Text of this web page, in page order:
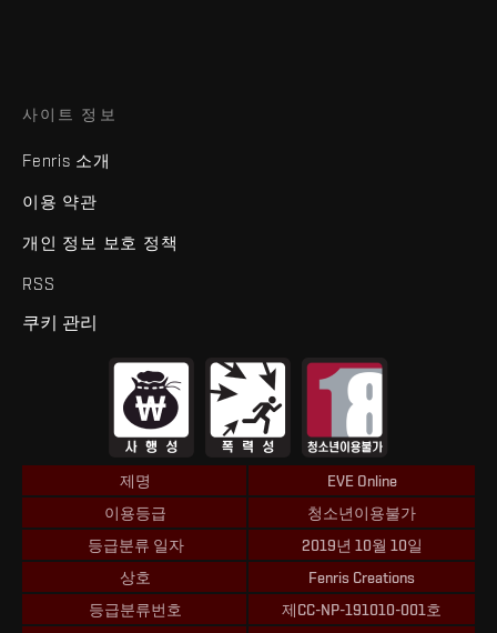
사이트 정보
Fenris 소개
이용 약관
개인 정보 보호 정책
RSS
쿠키 관리
제명
EVE Online
이용등급
청소년이용불가
등급분류 일자
2019년 10월 10일
상호
Fenris Creations
등급분류번호
제CC-NP-191010-001호